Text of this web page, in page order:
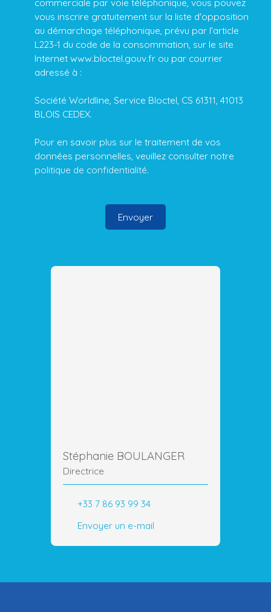
commerciale par voie téléphonique, vous pouvez
vous inscrire gratuitement sur la liste d'opposition
au démarchage téléphonique, prévu par l'article
L223-1 du code de la consommation, sur le site
Internet www.bloctel.gouv.fr ou par courrier
adressé à :
Société Worldline, Service Bloctel, CS 61311, 41013
BLOIS CEDEX.
Pour en savoir plus sur le traitement de vos
données personnelles, veuillez consulter notre
politique de confidentialité.
Envoyer
Stéphanie BOULANGER
Directrice
+33 7 86 93 99 34
Envoyer un e-mail